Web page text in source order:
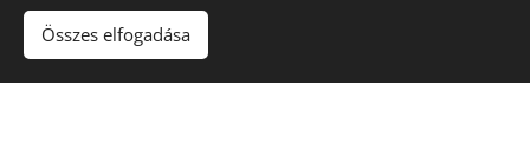
Adószám: 19419028-1-43
Webnode
Összes elfogadása